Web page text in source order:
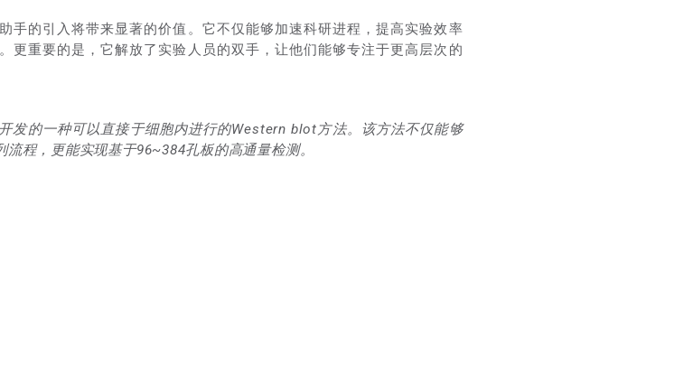
手的引入将带来显著的价值。它不仅能够加速科研进程，提高实验效率
更重要的是，它解放了实验人员的双手，让他们能够专注于更高层次的
发的一种可以直接于细胞内进行的Western blot方法。该方法不仅能够
程，更能实现基于96~384孔板的高通量检测。